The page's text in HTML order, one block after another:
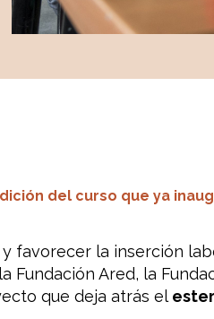
del curso que ya
y favorecer la inserción
Ared, la
que deja atrás el